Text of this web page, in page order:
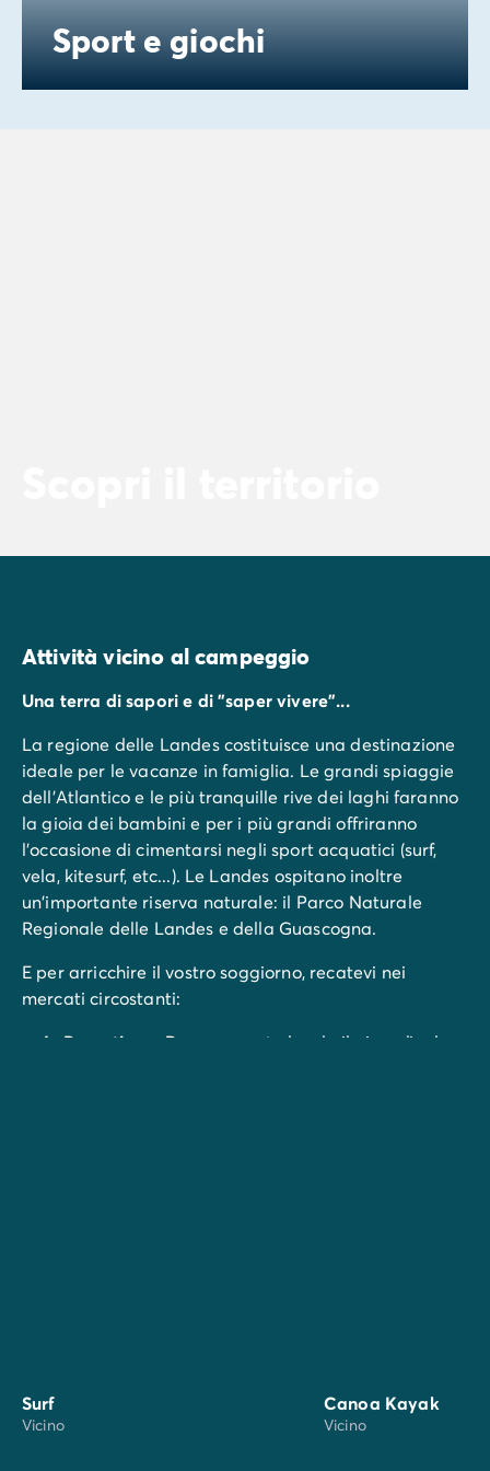
Sport e giochi
Attività vicino al campeggio
Una terra di sapori e di "saper vivere"...
La regione delle Landes costituisce una destinazione
ideale per le vacanze in famiglia. Le grandi spiaggie
dell'Atlantico e le più tranquille rive dei laghi faranno
la gioia dei bambini e per i più grandi offriranno
l'occasione di cimentarsi negli sport acquatici (surf,
vela, kitesurf, etc...). Le Landes ospitano inoltre
un'importante riserva naturale: il Parco Naturale
Regionale delle Landes e della Guascogna.
E per arricchire il vostro soggiorno, recatevi nei
mercati circostanti:
In Parentis-en-Born:
mercato locale il giovedì e la
Surf
Vicino
Canoa Kayak
Vicino